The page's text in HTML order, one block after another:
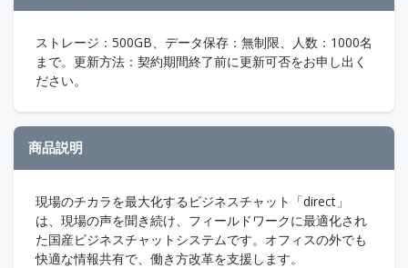
ストレージ：500GB、データ保存：無制限、人数：1000名
まで。更新方法：契約期間終了前に更新可否をお申し出く
ださい。
商品説明
現場のチカラを最大化するビジネスチャット「direct」
は、現場の声を聞き続け、フィールドワークに最適化され
た国産ビジネスチャットシステムです。オフィスの外でも
快適な情報共有で、働き方改革を支援します。